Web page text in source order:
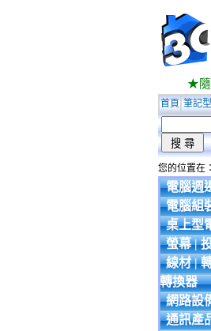
★隨
首頁 筆記
您的位置在：
電腦週
電腦組
桌上型
螢幕 |
線材 |
轉換器
網路設
通訊產